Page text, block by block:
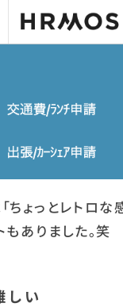
ちょっとレトロ
もありました。笑
しい